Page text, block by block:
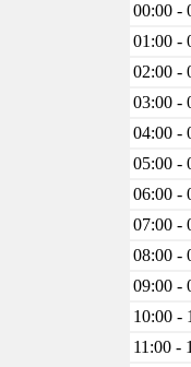
00:00 -
01:00 -
02:00 -
03:00 -
04:00 -
05:00 -
06:00 -
07:00 -
08:00 -
09:00 -
10:00 -
11:00 -